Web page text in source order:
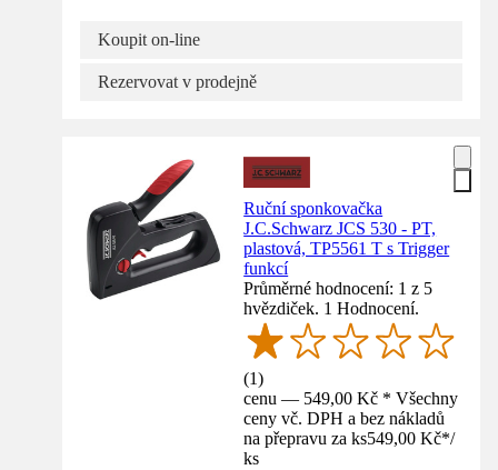
Koupit on-line
Rezervovat v prodejně
Ruční sponkovačka
J.C.Schwarz JCS 530 - PT,
plastová, TP5561 T s Trigger
funkcí
Průměrné hodnocení: 1 z 5
hvězdiček. 1 Hodnocení.
(1)
cenu — 549,00 Kč * Všechny
ceny vč. DPH a bez nákladů
na přepravu za ks549,00 Kč*/
ks